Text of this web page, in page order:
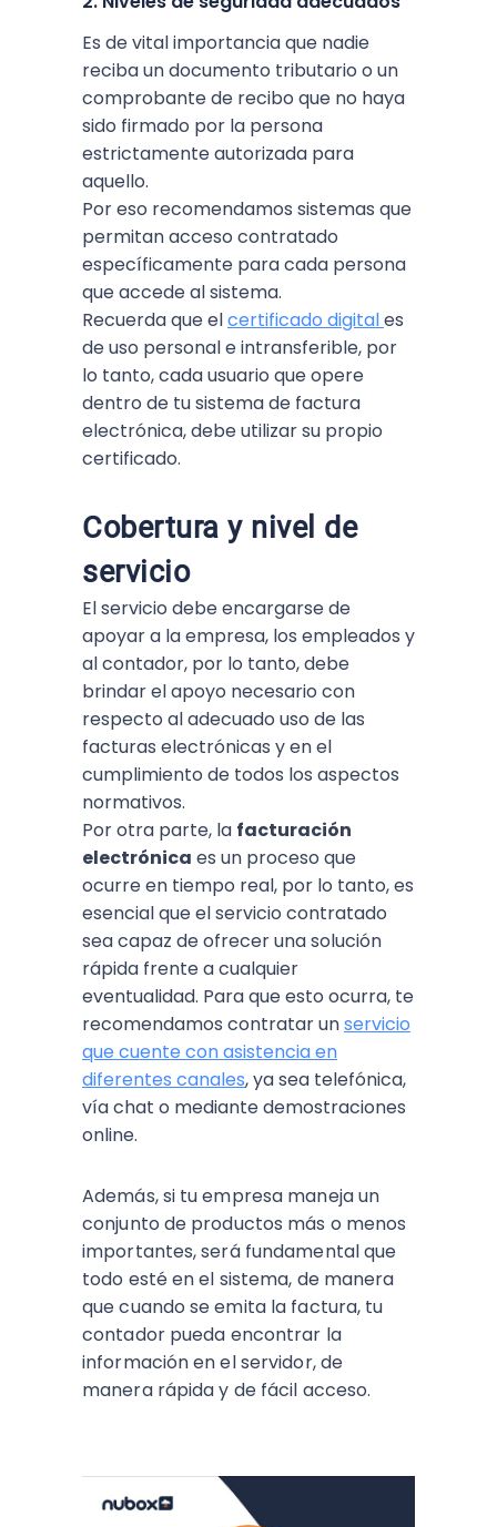
Es de vital importancia que nadie
reciba un documento tributario o un
comprobante de recibo que no haya
sido firmado por la persona
estrictamente autorizada para
aquello.
Por eso recomendamos sistemas que
permitan acceso contratado
específicamente para cada persona
que accede al sistema.
Recuerda que elcertificado digitales
de uso personal e intransferible, por
lo tanto, cada usuario que opere
dentro de tu sistema de factura
electrónica, debe utilizar su propio
certificado.
Cobertura y nivel de
servicio
El servicio debe encargarse de
apoyar a la empresa, los empleados y
al contador, por lo tanto, debe
brindar el apoyo necesario con
respecto al adecuado uso de las
facturas electrónicas y en el
cumplimiento de todos los aspectos
normativos.
Por otra parte, la facturación
electrónica es un proceso que
ocurre en tiempo real, por lo tanto, es
esencial que el servicio contratado
sea capaz de ofrecer una solución
rápida frente a cualquier
eventualidad. Para que esto ocurra, te
recomendamos contratar unservicio
que cuente con asistencia en
diferentes canales, ya sea telefónica,
vía chat o mediante demostraciones
online.
Además, si tu empresa maneja un
conjunto de productos más o menos
importantes, será fundamental que
todo esté en el sistema, de manera
que cuando se emita la factura, tu
contador pueda encontrar la
información en el servidor, de
manera rápida y de fácil acceso.